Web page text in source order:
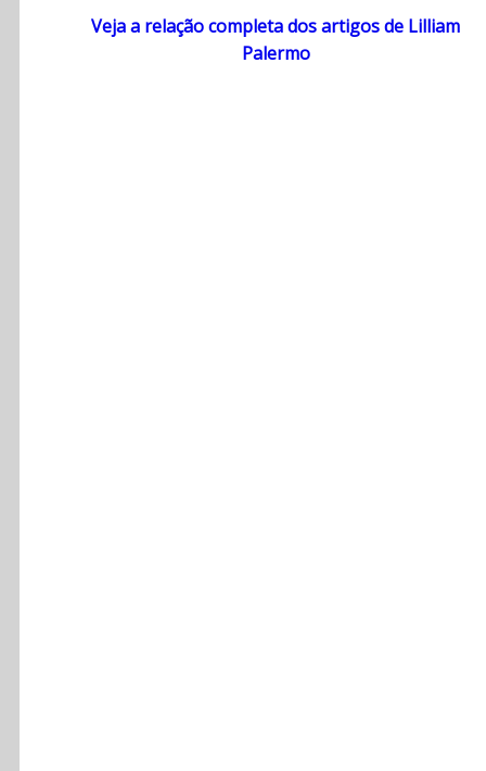
Veja a relação completa dos artigos de Lilliam
Palermo